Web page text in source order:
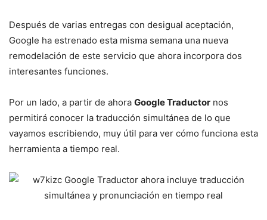
Después de varias entregas con desigual aceptación,
Google ha estrenado esta misma semana una nueva
remodelación de este servicio que ahora incorpora dos
interesantes funciones.
Por un lado, a partir de ahora Google Traductor nos
permitirá conocer la traducción simultánea de lo que
vayamos escribiendo, muy útil para ver cómo funciona esta
herramienta a tiempo real.